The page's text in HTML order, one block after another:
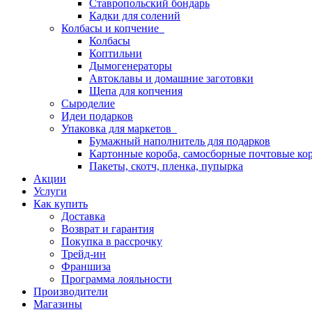
Ставропольский бондарь
Кадки для солений
Колбасы и копчение
Колбасы
Коптильни
Дымогенераторы
Автоклавы и домашние заготовки
Щепа для копчения
Сыроделие
Идеи подарков
Упаковка для маркетов
Бумажный наполнитель для подарков
Картонные короба, самосборные почтовые
Пакеты, скотч, пленка, пупырка
Акции
Услуги
Как купить
Доставка
Возврат и гарантия
Покупка в рассрочку
Трейд-ин
Франшиза
Программа лояльности
Производители
Магазины